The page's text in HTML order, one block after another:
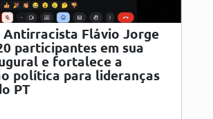
Antirracista Flávio Jorge
participantes em sua
e fortalece a
política para lideranças
PT